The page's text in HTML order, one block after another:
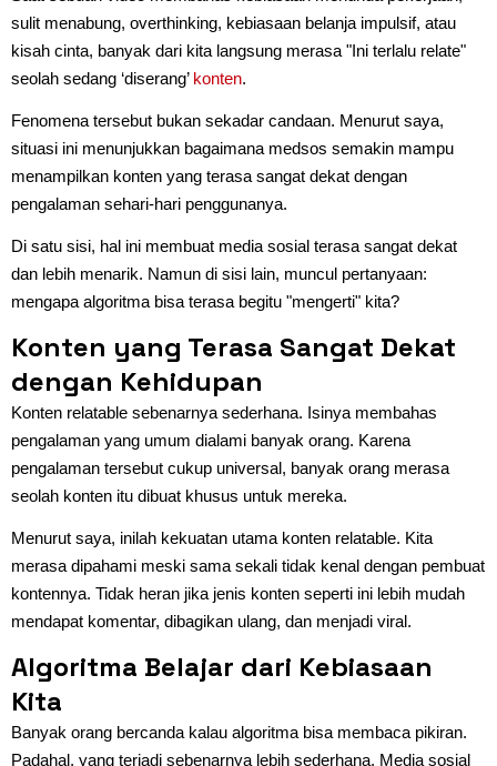
sulit menabung, overthinking, kebiasaan belanja impulsif, atau
kisah cinta, banyak dari kita langsung merasa "Ini terlalu relate"
seolah sedang ‘diserang’ konten.
Fenomena tersebut bukan sekadar candaan. Menurut saya,
situasi ini menunjukkan bagaimana medsos semakin mampu
menampilkan konten yang terasa sangat dekat dengan
pengalaman sehari-hari penggunanya.
Di satu sisi, hal ini membuat media sosial terasa sangat dekat
dan lebih menarik. Namun di sisi lain, muncul pertanyaan:
mengapa algoritma bisa terasa begitu "mengerti" kita?
Konten yang Terasa Sangat Dekat
dengan Kehidupan
Konten relatable sebenarnya sederhana. Isinya membahas
pengalaman yang umum dialami banyak orang. Karena
pengalaman tersebut cukup universal, banyak orang merasa
seolah konten itu dibuat khusus untuk mereka.
Menurut saya, inilah kekuatan utama konten relatable. Kita
merasa dipahami meski sama sekali tidak kenal dengan pembuat
kontennya. Tidak heran jika jenis konten seperti ini lebih mudah
mendapat komentar, dibagikan ulang, dan menjadi viral.
Algoritma Belajar dari Kebiasaan
Kita
Banyak orang bercanda kalau algoritma bisa membaca pikiran.
Padahal, yang terjadi sebenarnya lebih sederhana. Media sosial